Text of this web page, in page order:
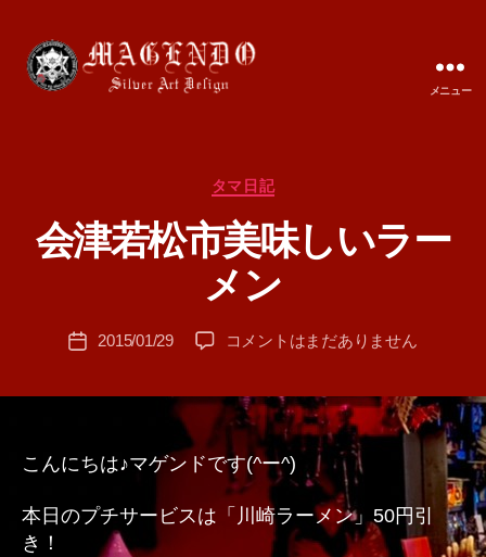
メニュー
カ
ゴ
リ
ー
タマ日記
会津若松市美味しいラー
メン
作
T
A
投
2015/01/29
会
松
市
美
味
し
い
コメントはまだありません
こんにちは♪マゲンドです(^ー^)
本日のプチサービスは「川崎ラーメン」50円引
き！